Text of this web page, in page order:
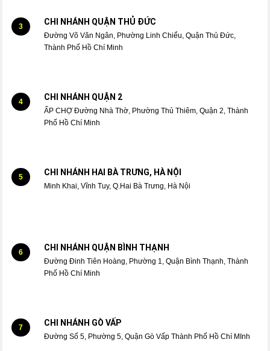
3 CHI NHÁNH QUẬN THỦ ĐỨC
Đường Võ Văn Ngân, Phường Linh Chiểu, Quận Thủ Đức,
Thành Phố Hồ Chí Minh
4 CHI NHÁNH QUẬN 2
ẤP CHỢ Đường Nhà Thờ, Phường Thủ Thiêm, Quận 2, Thành
Phố Hồ Chí Minh
5 CHI NHÁNH HAI BÀ TRƯNG, HÀ NỘI
Minh Khai, Vĩnh Tuy, Q.Hai Bà Trưng, Hà Nội
6 CHI NHÁNH QUẬN BÌNH THẠNH
Đường Đinh Tiên Hoàng, Phường 1, Quận Bình Thạnh, Thành
Phố Hồ Chí Minh
7 CHI NHÁNH GÒ VẤP
Đường Số 5, Phường 5, Quận Gò Vấp Thành Phố Hồ Chí MInh